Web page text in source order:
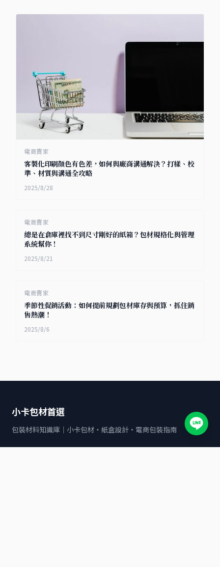
電商賣家
客製化印刷顏色有色差，如何與廠商溝通解決？打樣、校
準、材質與溝通全攻略
2025/8/28
電商賣家
總是在倉庫裡找不到尺寸剛好的紙箱？包材規格化與管理
系統幫你！
2025/8/21
電商賣家
季節性促銷活動：如何提前規劃包材庫存與預算，抓住銷
售熱潮！
2025/8/6
小卡包材首選
包裝材料知識庫｜小卡包材・紙盒設計・電商包裝指南